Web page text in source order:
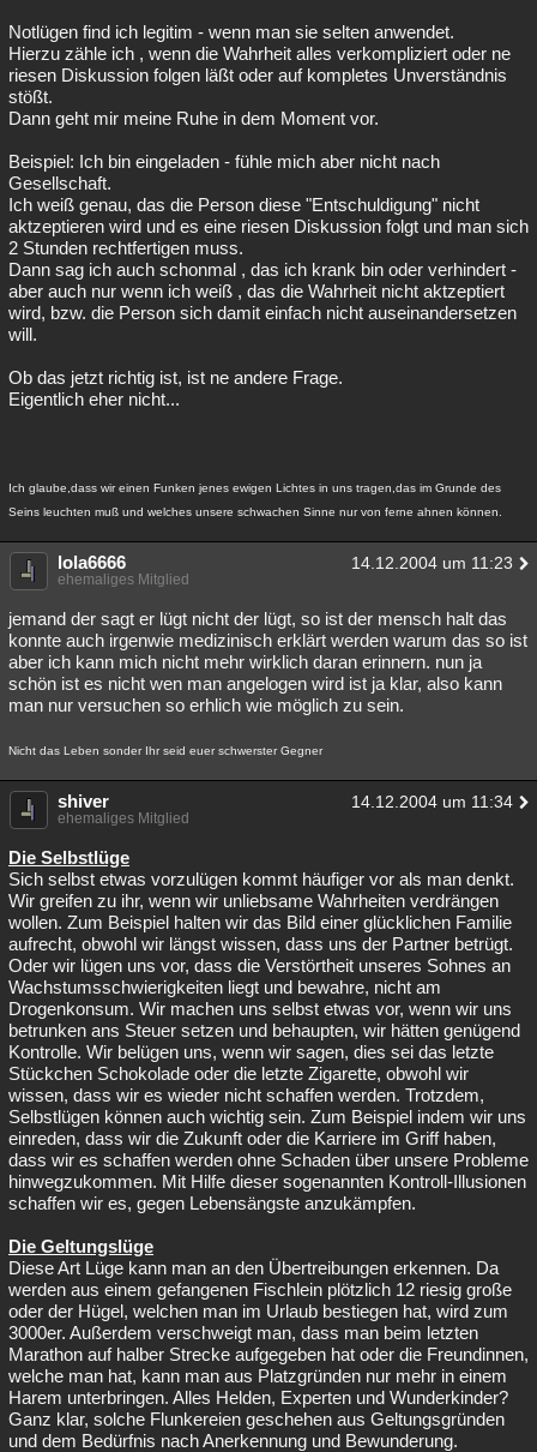
Notlügen find ich legitim - wenn man sie selten anwendet.
Hierzu zähle ich , wenn die Wahrheit alles verkompliziert oder ne
riesen Diskussion folgen läßt oder auf kompletes Unverständnis
stößt.
Dann geht mir meine Ruhe in dem Moment vor.
Beispiel: Ich bin eingeladen - fühle mich aber nicht nach
Gesellschaft.
Ich weiß genau, das die Person diese "Entschuldigung" nicht
aktzeptieren wird und es eine riesen Diskussion folgt und man sich
2 Stunden rechtfertigen muss.
Dann sag ich auch schonmal , das ich krank bin oder verhindert -
aber auch nur wenn ich weiß , das die Wahrheit nicht aktzeptiert
wird, bzw. die Person sich damit einfach nicht auseinandersetzen
will.
Ob das jetzt richtig ist, ist ne andere Frage.
Eigentlich eher nicht...
Ich glaube,dass wir einen Funken jenes ewigen Lichtes in uns tragen,das im Grunde des
Seins leuchten muß und welches unsere schwachen Sinne nur von ferne ahnen können.
lola6666 14.12.2004 um 11:23
ehemaliges Mitglied
jemand der sagt er lügt nicht der lügt, so ist der mensch halt das
konnte auch irgenwie medizinisch erklärt werden warum das so ist
aber ich kann mich nicht mehr wirklich daran erinnern. nun ja
schön ist es nicht wen man angelogen wird ist ja klar, also kann
man nur versuchen so erhlich wie möglich zu sein.
Nicht das Leben sonder Ihr seid euer schwerster Gegner
shiver 14.12.2004 um 11:34
ehemaliges Mitglied
Die Selbstlüge
Sich selbst etwas vorzulügen kommt häufiger vor als man denkt.
Wir greifen zu ihr, wenn wir unliebsame Wahrheiten verdrängen
wollen. Zum Beispiel halten wir das Bild einer glücklichen Familie
aufrecht, obwohl wir längst wissen, dass uns der Partner betrügt.
Oder wir lügen uns vor, dass die Verstörtheit unseres Sohnes an
Wachstumsschwierigkeiten liegt und bewahre, nicht am
Drogenkonsum. Wir machen uns selbst etwas vor, wenn wir uns
betrunken ans Steuer setzen und behaupten, wir hätten genügend
Kontrolle. Wir belügen uns, wenn wir sagen, dies sei das letzte
Stückchen Schokolade oder die letzte Zigarette, obwohl wir
wissen, dass wir es wieder nicht schaffen werden. Trotzdem,
Selbstlügen können auch wichtig sein. Zum Beispiel indem wir uns
einreden, dass wir die Zukunft oder die Karriere im Griff haben,
dass wir es schaffen werden ohne Schaden über unsere Probleme
hinwegzukommen. Mit Hilfe dieser sogenannten Kontroll-Illusionen
schaffen wir es, gegen Lebensängste anzukämpfen.
Die Geltungslüge
Diese Art Lüge kann man an den Übertreibungen erkennen. Da
werden aus einem gefangenen Fischlein plötzlich 12 riesig große
oder der Hügel, welchen man im Urlaub bestiegen hat, wird zum
3000er. Außerdem verschweigt man, dass man beim letzten
Marathon auf halber Strecke aufgegeben hat oder die Freundinnen,
welche man hat, kann man aus Platzgründen nur mehr in einem
Harem unterbringen. Alles Helden, Experten und Wunderkinder?
Ganz klar, solche Flunkereien geschehen aus Geltungsgründen
und dem Bedürfnis nach Anerkennung und Bewunderung.